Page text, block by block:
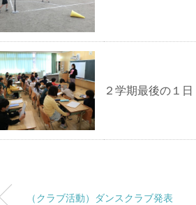
２学期最後の１日
（クラブ活動）ダンスクラブ発表